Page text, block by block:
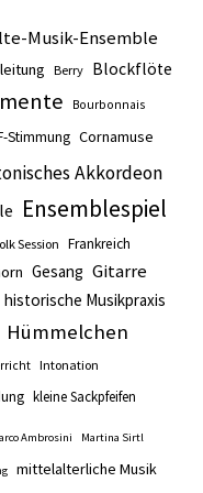
Musik-Ensemble
Berry Blockflöte
Bourbonnais
Stimmung Cornamuse
Akkordeon
Ensemblespiel
Session Frankreich
Gesang Gitarre
historische Musikpraxis
Hümmelchen
Intonation
kleine Sackpfeifen
Ambrosini Martina Sirtl
mittelalterliche Musik